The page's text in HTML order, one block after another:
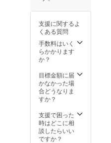
をお申
し込み
後にお
送りし
ます。
板をは
す。 と
きがわ
の食材
をたっ
昼食付
き 2022
年11月
（雨天
でも実
施予
定） 建
障子
熱性能
がグン
と上が
る断熱
障子に
しま
す。 と
きがわ
の食材
ぷり
使った
昼食付
き ※場
支援に関するよ
くある質問
手数料はいく
らかかります
か？
目標金額に届
かなかった場
合どうなりま
すか？
支援で困った
時はどこに相
談したらいい
ですか？